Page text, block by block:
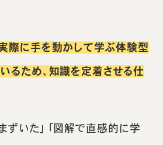
際に手を動かして学ぶ体験型
るため、知識を定着させる仕
ずいた」「図解で直感的に学